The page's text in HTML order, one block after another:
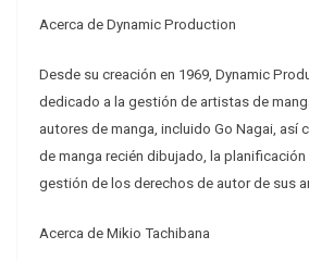
Acerca de Dynamic Production
Desde su creación en 1969, Dynamic
dedicado a la gestión de artistas de
autores de manga, incluido Go Nagai, así
de manga recién dibujado, la planificación
gestión de los derechos de autor de sus
Acerca de Mikio Tachibana